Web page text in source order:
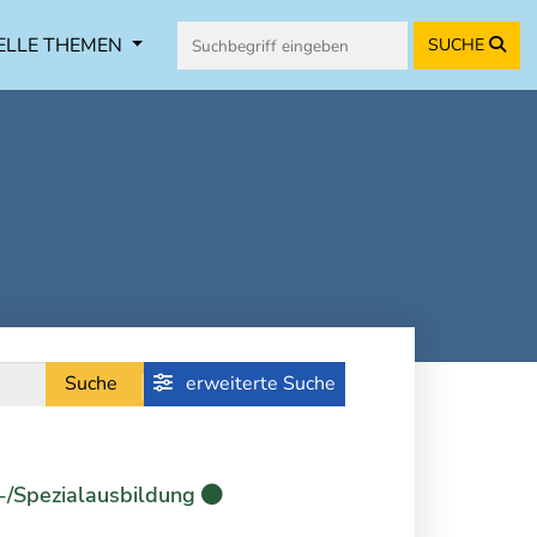
THEMEN SUCHE
Suche erweiterte Suche
Spezialausbildung